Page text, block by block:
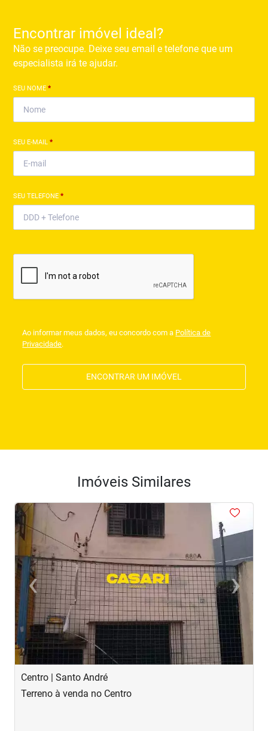
Encontrar imóvel ideal?
Não se preocupe. Deixe seu email e telefone que um
especialista irá te ajudar.
SEU NOME*
SEU E-MAIL*
SEU TELEFONE*
Ao informar meus dados, eu concordo com a Política de
Privacidade.
ENCONTRAR UM IMÓVEL
Imóveis Similares
<<<<
‹Previous ›Next
Centro | Santo André
Terreno à venda no Centro